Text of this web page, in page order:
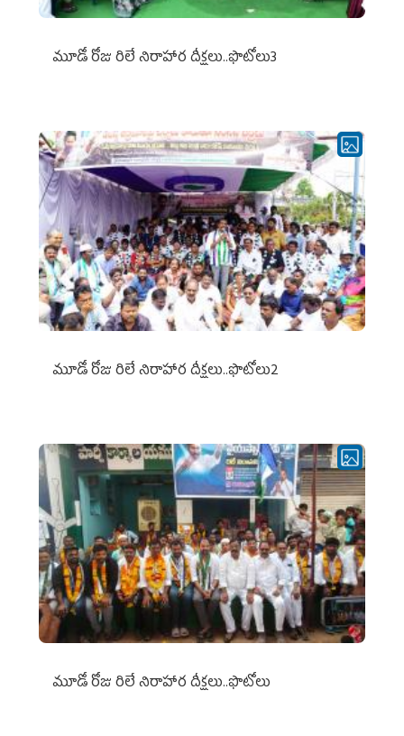
మూడో రోజు రిలే నిరాహార దీక్షలు..ఫొటోలు3
మూడో రోజు రిలే నిరాహార దీక్షలు..ఫొటోలు2
మూడో రోజు రిలే నిరాహార దీక్షలు..ఫొటోలు